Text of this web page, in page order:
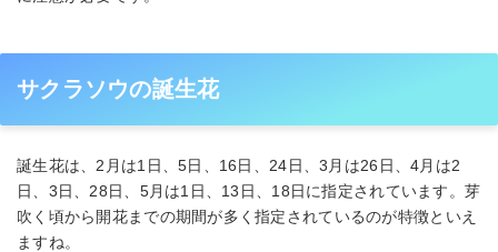
サクラソウの誕生花
誕生花は、2月は1日、5日、16日、24日、3月は26日、4月は2
日、3日、28日、5月は1日、13日、18日に指定されています。芽
吹く頃から開花までの期間が多く指定されているのが特徴といえ
ますね。